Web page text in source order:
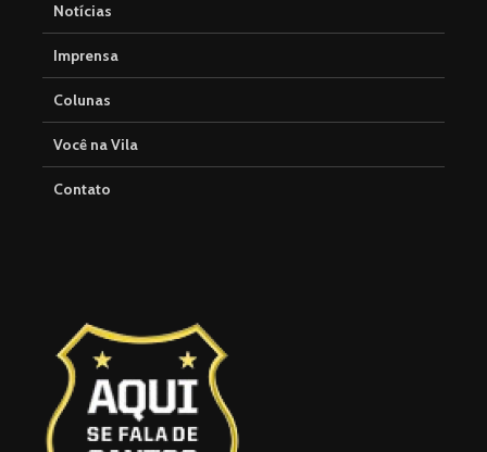
Notícias
Imprensa
Colunas
Você na Vila
Contato